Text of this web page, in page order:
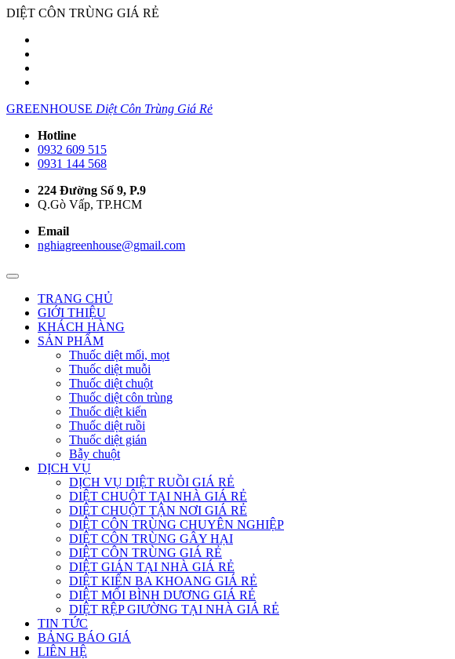
DIỆT CÔN TRÙNG GIÁ RẺ
GREENHOUSE Diệt Côn Trùng Giá Rẻ
Hotline
0932 609 515
0931 144 568
224 Đường Số 9, P.9
Q.Gò Vấp, TP.HCM
Email
nghiagreenhouse@gmail.com
TRANG CHỦ
GIỚI THIỆU
KHÁCH HÀNG
SẢN PHẨM
Thuốc diệt mối, mọt
Thuốc diệt muỗi
Thuốc diệt chuột
Thuốc diệt côn trùng
Thuốc diệt kiến
Thuốc diệt ruồi
Thuốc diệt gián
Bẫy chuột
DỊCH VỤ
DỊCH VỤ DIỆT RUỒI GIÁ RẺ
DIỆT CHUỘT TẠI NHÀ GIÁ RẺ
DIỆT CHUỘT TẬN NƠI GIÁ RẺ
DIỆT CÔN TRÙNG CHUYÊN NGHIỆP
DIỆT CÔN TRÙNG GÂY HẠI
DIỆT CÔN TRÙNG GIÁ RẺ
DIỆT GIÁN TẠI NHÀ GIÁ RẺ
DIỆT KIẾN BA KHOANG GIÁ RẺ
DIỆT MỐI BÌNH DƯƠNG GIÁ RẺ
DIỆT RỆP GIƯỜNG TẠI NHÀ GIÁ RẺ
TIN TỨC
BẢNG BÁO GIÁ
LIÊN HỆ